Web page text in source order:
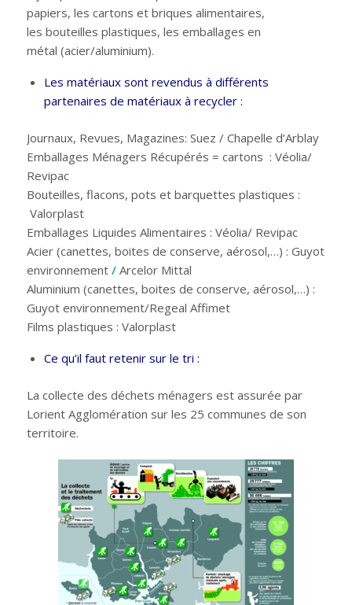
papiers, les cartons et briques alimentaires,
les bouteilles plastiques, les emballages en
métal (acier/aluminium).
Les matériaux sont revendus à différents
partenaires de matériaux à recycler :
Journaux, Revues, Magazines: Suez / Chapelle d’Arblay
Emballages Ménagers Récupérés = cartons : Véolia/
Revipac
Bouteilles, flacons, pots et barquettes plastiques :
Valorplast
Emballages Liquides Alimentaires : Véolia/ Revipac
Acier (canettes, boites de conserve, aérosol,…) : Guyot
environnement/Arcelor Mittal
Aluminium (canettes, boites de conserve, aérosol,…) :
Guyot environnement/Regeal Affimet
Films plastiques : Valorplast
Ce qu’il faut retenir sur le tri :
La collecte des déchets ménagers est assurée par
Lorient Agglomération sur les 25 communes de son
territoire.